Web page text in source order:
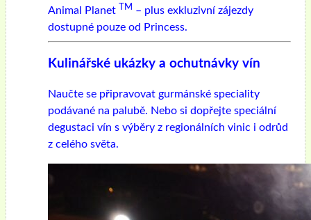
Animal Planet
TM – plus exkluzivní zájezdy
dostupné pouze od Princess.
Kulinářské ukázky a ochutnávky vín
Naučte se připravovat gurmánské speciality
podávané na palubě. Nebo si dopřejte speciální
degustaci vín s výběry z regionálních vinic i odrůd
z celého světa.